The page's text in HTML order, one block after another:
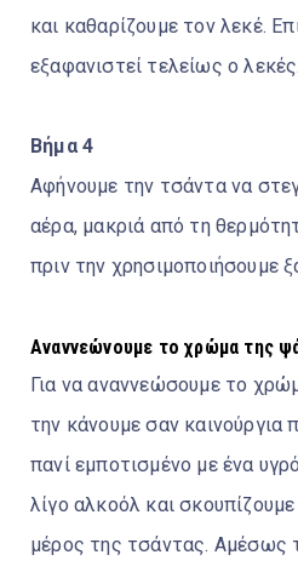
και καθαρίζουμε τον λεκέ.
εξαφανιστεί τελείως ο λεκές.
Βήμα 4
Αφήνουμε την τσάντα να
αέρα, μακριά από τη
πριν την χρησιμοποιήσουμε
Αναννεώνουμε το χρώμα της
Για να αναννεώσουμε το
την κάνουμε σαν καινούργια
πανί εμποτισμένο με ένα
λίγο αλκοόλ και
μέρος της τσάντας. Αμέσως